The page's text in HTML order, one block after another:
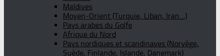
Maldives
Moyen-Orient (Turquie, Liban, Iran…)
Pays arabes du Golfe
Afrique du Nord
Pays nordiques et scandinaves (Norvège,
Suède, Finlande, Islande, Danemark)